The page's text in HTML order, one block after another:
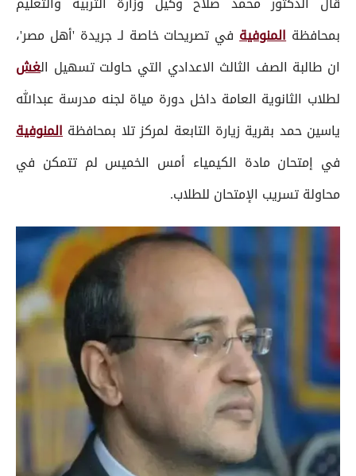
بمحافظةالمنوفيةفي تصريحات خاصة لـ جريدة 'أهل مصر'،
ان طالبة الصف الثالث الاعدادي التي حاولت تسهيل الغش
لطلاب الثانوية العامة داخل دورة مياة لجنه مدرسة عبدالله
ياسين حمد بقرية زيارة التابعة لمركز تلا بمحافظة المنوفية
في إمتحان مادة الكيمياء أمس الخميس لم تتمكن في
محاولة تسريب الإمتحان للطلاب.